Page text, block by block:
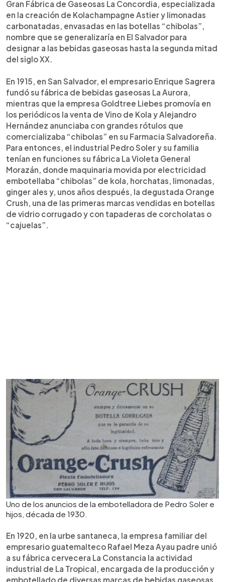
Gran Fábrica de Gaseosas La Concordia, especializada
en la creación de Kolachampagne Astier y limonadas
carbonatadas, envasadas en las botellas “chibolas”,
nombre que se generalizaría en El Salvador para
designar a las bebidas gaseosas hasta la segunda mitad
del siglo XX.
En 1915, en San Salvador, el empresario Enrique Sagrera
fundó su fábrica de bebidas gaseosas La Aurora,
mientras que la empresa Goldtree Liebes promovía en
los periódicos la venta de Vino de Kola y Alejandro
Hernández anunciaba con grandes rótulos que
comercializaba “chibolas” en su Farmacia Salvadoreña.
Para entonces, el industrial Pedro Soler y su familia
tenían en funciones su fábrica La Violeta General
Morazán, donde maquinaria movida por electricidad
embotellaba “chibolas” de kola, horchatas, limonadas,
ginger ales y, unos años después, la degustada Orange
Crush, una de las primeras marcas vendidas en botellas
de vidrio corrugado y con tapaderas de corcholatas o
“cajuelas”.
Uno de los anuncios de la embotelladora de Pedro Soler e
hijos, década de 1930.
En 1920, en la urbe santaneca, la empresa familiar del
empresario guatemalteco Rafael Meza Ayau padre unió
a su fábrica cervecera La Constancia la actividad
industrial de La Tropical, encargada de la producción y
embotellado de diversas marcas de bebidas gaseosas,